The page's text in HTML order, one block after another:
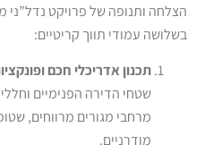
הצלחה ותנופה של פרויקט נדל”ני
בשלושה עמודי תווך קריטיים:
תכנון אדריכלי חכם
שטחי הדירה הפנימיים
מרחבי מגורים מרווחים,
מודרניים.